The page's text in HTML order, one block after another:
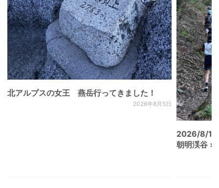
北アルプスの女王 燕岳行ってきました！
2026年8月5日
2026/8/
朝明渓谷 ×